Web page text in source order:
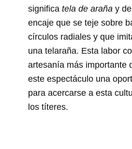
significa tela de araña y
encaje que se teje sobre
círculos radiales y que
una telaraña. Esta labor
artesanía más importante
este espectáculo una
para acercarse a esta
los títeres.